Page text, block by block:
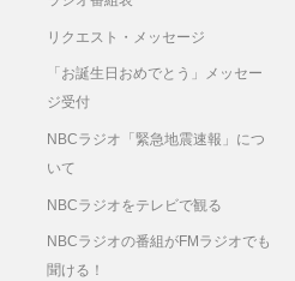
リクエスト・メッセージ
「お誕生日おめでとう」メッセー
ジ受付
NBCラジオ「緊急地震速報」につ
いて
NBCラジオをテレビで観る
NBCラジオの番組がFMラジオでも
聞ける！